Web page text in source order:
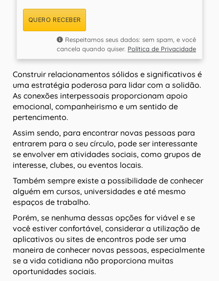
QUERO RECEBER
Respeitamos seus dados: sem spam, e você
cancela quando quiser. Política de Privacidade
Construir relacionamentos sólidos e significativos é
uma estratégia poderosa para lidar com a solidão.
As conexões interpessoais proporcionam apoio
emocional, companheirismo e um sentido de
pertencimento.
Assim sendo, para encontrar novas pessoas para
entrarem para o seu círculo, pode ser interessante
se envolver em atividades sociais, como grupos de
interesse, clubes, ou eventos locais.
Também sempre existe a possibilidade de conhecer
alguém em cursos, universidades e até mesmo
espaços de trabalho.
Porém, se nenhuma dessas opções for viável e se
você estiver confortável, considerar a utilização de
aplicativos ou sites de encontros pode ser uma
maneira de conhecer novas pessoas, especialmente
se a vida cotidiana não proporciona muitas
oportunidades sociais.